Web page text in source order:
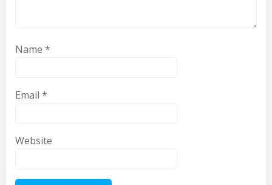
Name *
Email *
Website